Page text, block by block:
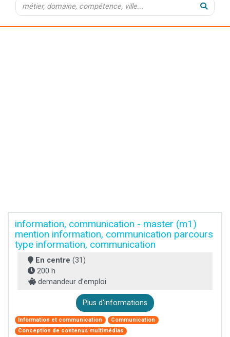
information, communication - master (m1)
mention information, communication parcours
type information, communication
En centre (31)
200 h
demandeur d’emploi
Plus d'informations
Information et communication
Communication
Conception de contenus multimédias